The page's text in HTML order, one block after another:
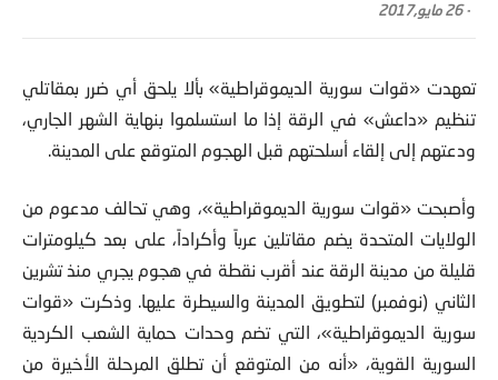
-26 مايو,2017
تعهدت «قوات سورية الديموقراطية» بألا يلحق أي ضرر بمقاتلي
تنظيم «داعش» في الرقة إذا ما استسلموا بنهاية الشهر الجاري،
ودعتهم إلى إلقاء أسلحتهم قبل الهجوم المتوقع على المدينة.
وأصبحت «قوات سورية الديموقراطية»، وهي تحالف مدعوم من
الولايات المتحدة يضم مقاتلين عرباً وأكراداً، على بعد كيلومترات
قليلة من مدينة الرقة عند أقرب نقطة في هجوم يجري منذ تشرين
الثاني (نوفمبر) لتطويق المدينة والسيطرة عليها. وذكرت «قوات
سورية الديموقراطية»، التي تضم وحدات حماية الشعب الكردية
السورية القوية، «أنه من المتوقع أن تطلق المرحلة الأخيرة من